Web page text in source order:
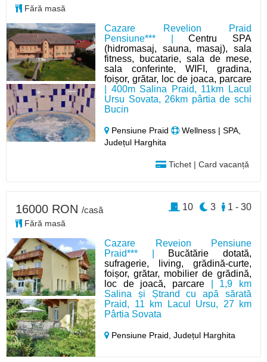
Cazare Revelion Praid
Pensiune*** |Centru SPA
(hidromasaj, sauna, masaj), sala
fitness, bucatarie, sala de mese,
sala conferinte, WIFI, gradina,
foișor, grătar, loc de joaca, parcare
| 400m Salina Praid, 11km Lacul
Ursu Sovata, 26km pârtia de schi
Bucin
Pensiune Praid
Wellness | SPA,
Județul Harghita
Tichet | Card vacanță
Fără masă
Cazare Reveion Pensiune
Praid*** | Bucătărie dotată,
sufragerie, living, grădină-curte,
foișor, grătar, mobilier de grădină,
loc de joacă, parcare | 1,9 km
Salina și Ștrand cu apă sărată
Praid, 11 km Lacul Ursu, 27 km
Pârtia Sovata
Pensiune Praid,Județul Harghita
16000 RON /casă
Fără masă
1 - 30
3
10